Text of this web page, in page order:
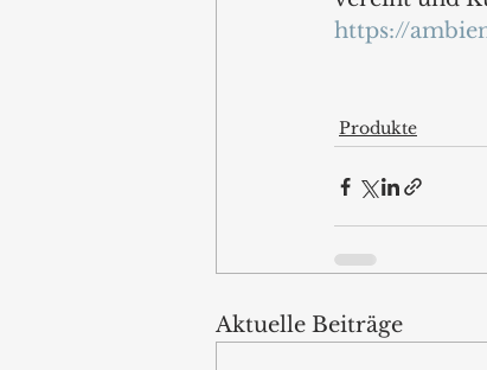
https://
Produkte
Aktuelle Beiträge